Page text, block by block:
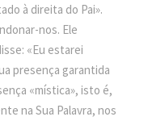
à direita do Pai».
nos. Ele
«Eu estarei
presença garantida
«mística», isto é,
na Sua Palavra, nos